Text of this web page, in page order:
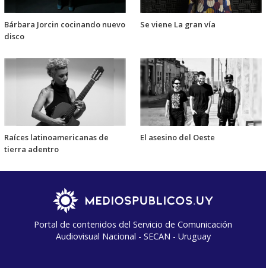
Bárbara Jorcin cocinando nuevo
disco
Se viene La gran vía
Raíces latinoamericanas de
tierra adentro
El asesino del Oeste
Portal de contenidos del Servicio de Comunicación
Audiovisual Nacional - SECAN - Uruguay